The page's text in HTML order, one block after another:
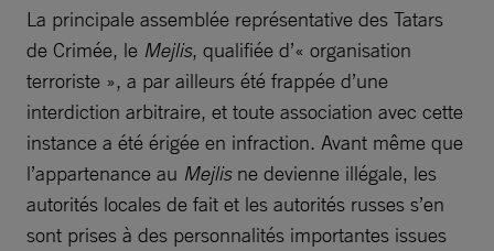
La principale assemblée représentative des Tatars
de Crimée, le Mejlis, qualifiée d’« organisation
terroriste », a par ailleurs été frappée d’une
interdiction arbitraire, et toute association avec cette
instance a été érigée en infraction. Avant même que
l’appartenance au Mejlisne devienne illégale, les
autorités locales de fait et les autorités russes s’en
sont prises à des personnalités importantes issues